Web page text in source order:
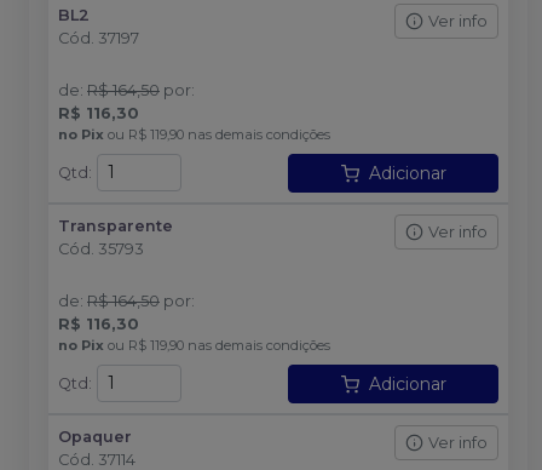
BL2
Cód. 37197
Ver info
de: R$ 164,50 por:
R$ 116,30
no Pix ou R$ 119,90 nas demais condições
Qtd : Adicionar
Transparente
Cód. 35793
Ver info
de: R$ 164,50 por:
R$ 116,30
no Pix ou R$ 119,90 nas demais condições
Qtd : Adicionar
Opaquer
Cód. 37114
Ver info